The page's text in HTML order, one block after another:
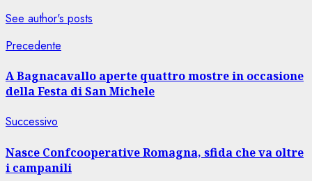
See author's posts
Navigazione
articolo
Precedente
A Bagnacavallo aperte quattro mostre in occasione
della Festa di San Michele
Successivo
Nasce Confcooperative Romagna, sfida che va oltre
i campanili